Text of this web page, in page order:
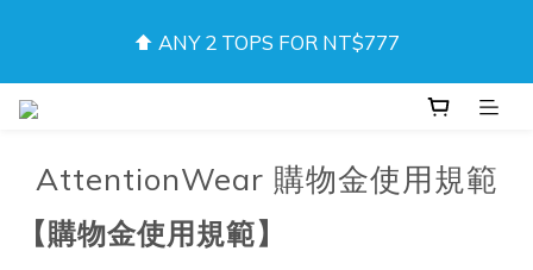
❚❘ MEMBER EXCLUSIVE: DAD20 · 20% OFF
Underwear & Shorts ❘❚
⬆️ ANY 2 TOPS FOR NT$777
❚❘ MEMBER EXCLUSIVE: DAD20 · 20% OFF
AttentionWear 購物金使用規範
【購物金使用規範】